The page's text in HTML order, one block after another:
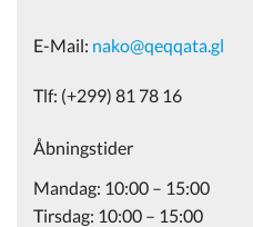
E-Mail: nako@qeqqata.gl
Tlf: (+299) 81 78 16
Åbningstider
Mandag: 10:00 – 15:00
Tirsdag: 10:00 – 15:00